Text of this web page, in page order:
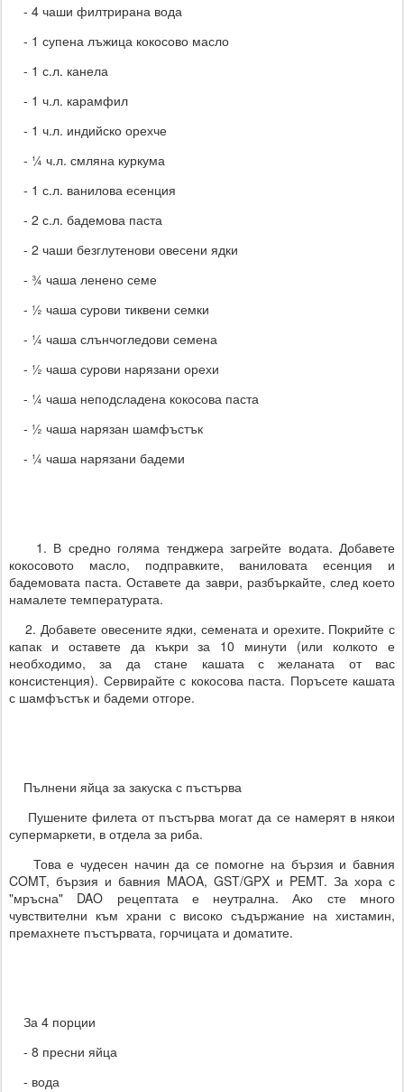
- 4 чаши филтрирана вода
- 1 супена лъжица кокосово масло
- 1 с.л. канела
- 1 ч.л. карамфил
- 1 ч.л. индийско орехче
- ¼ ч.л. смляна куркума
- 1 с.л. ванилова есенция
- 2 с.л. бадемова паста
- 2 чаши безглутенови овесени ядки
- ¾ чаша ленено семе
- ½ чаша сурови тиквени семки
- ¼ чаша слънчогледови семена
- ½ чаша сурови нарязани орехи
- ¼ чаша неподсладена кокосова паста
- ½ чаша нарязан шамфъстък
- ¼ чаша нарязани бадеми
1. В средно голяма тенджера загрейте водата. Добавете
кокосовото масло, подправките, ваниловата есенция и
бадемовата паста. Оставете да заври, разбъркайте, след което
намалете температурата.
2. Добавете овесените ядки, семената и орехите. Покрийте с
капак и оставете да къкри за 10 минути (или колкото е
необходимо, за да стане кашата с желаната от вас
консистенция). Сервирайте с кокосова паста. Поръсете кашата
с шамфъстък и бадеми отгоре.
Пълнени яйца за закуска с пъстърва
Пушените филета от пъстърва могат да се намерят в някои
супермаркети, в отдела за риба.
Това е чудесен начин да се помогне на бързия и бавния
COMT, бързия и бавния MAOA, GST/GPX и PEMT. За хора с
"мръсна" DAO рецептата е неутрална. Ако сте много
чувствителни към храни с високо съдържание на хистамин,
премахнете пъстървата, горчицата и доматите.
За 4 порции
- 8 пресни яйца
- вода